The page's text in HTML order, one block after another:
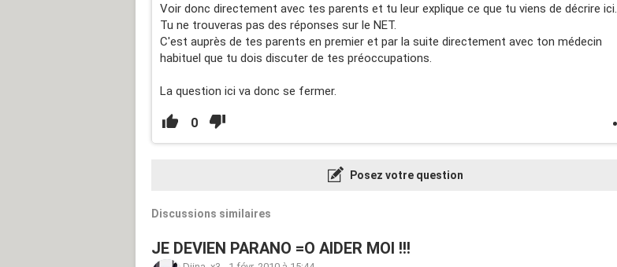
Voir donc directement avec tes parents et tu leur explique ce que tu viens de décrire ici.
Tu ne trouveras pas des réponses sur le NET.
C'est auprès de tes parents en premier et par la suite directement avec ton médecin
habituel que tu dois discuter de tes préoccupations.
La question ici va donc se fermer.
0
Posez votre question
Discussions similaires
JE DEVIEN PARANO =O AIDER MOI !!!